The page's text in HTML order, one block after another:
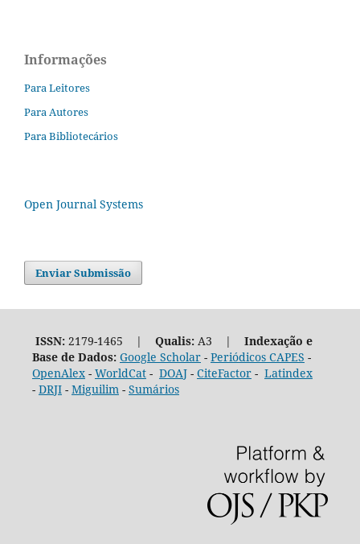
Informações
Para Leitores
Para Autores
Para Bibliotecários
Open Journal Systems
Enviar Submissão
ISSN:2179-1465 | Qualis:A3 | Indexação e
Base de Dados: Google Scholar- Periódicos CAPES -
OpenAlex- WorldCat- DOAJ- CiteFactor- Latindex
- DRJI- Miguilim- Sumários